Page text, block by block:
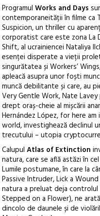
ProgramulWorks and Days
contemporaneității în filme ca
Suspicion, un thriller cu
corporatist care este zona La
Shift, al ucrainiencei Nataliya
esenței disperate a vieții
singurătatea și Workers’
apleacă asupra unor foști
muncă debilitante și care, au
Very Gentle Work, Nate
drept oraș-cheie al mișcării
Hernández López, for here
world, investighează declinul
trecutului – utopia
CalupulAtlas of Extinction
natura, care se află astăzi în
Lumile postumane, în care la
Passive Intruder, Lick a
natura a preluat deja
Stepped on a Flower), ne
dincolo de daunele și de